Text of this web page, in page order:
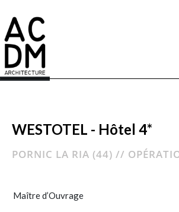
WESTOTEL - Hôtel 4*
PORNIC LA RIA (44) //
Maître d’Ouvrage